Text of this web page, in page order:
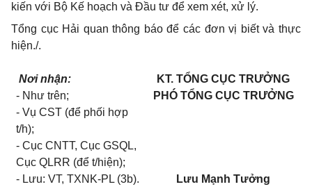
kiến với Bộ Kế hoạch và Đầu tư để xem xét, xử lý.
Tổng cục Hải quan thông báo để các đơn vị biết và thực
hiện./.
Nơi nhận:
- Như trên;
- Vụ CST (để phối hợp
t/h);
- Cục CNTT, Cục GSQL,
Cục QLRR (để t/hiện);
- Lưu: VT, TXNK-PL (3b).
KT. TỔNG CỤC TRƯỞNG
PHÓ TỔNG CỤC TRƯỞNG
Lưu Mạnh Tưởng